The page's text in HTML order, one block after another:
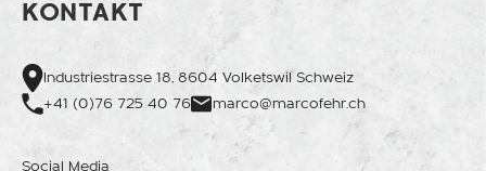
KONTAKT
Industriestrasse 18, 8604 Volketswil Schweiz
+41 (0)76 725 40 76
marco@marcofehr.ch
Social Media